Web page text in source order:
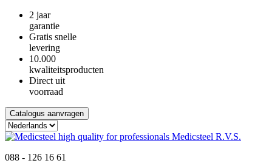
2 jaar
garantie
Gratis snelle
levering
10.000
kwaliteitsproducten
Direct uit
voorraad
Catalogus aanvragen
088 - 126 16 61